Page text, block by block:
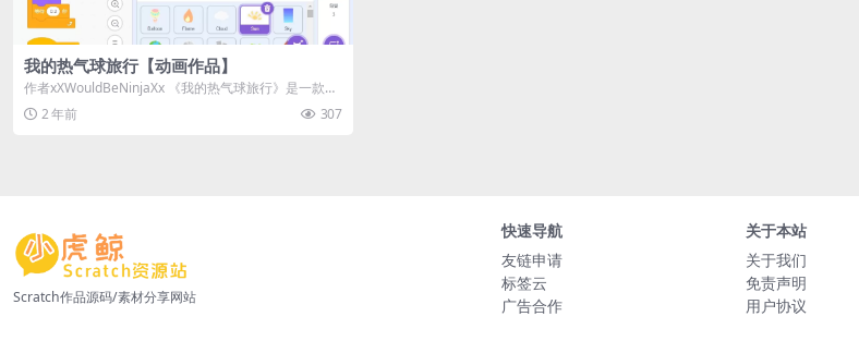
我的热气球旅行【动画作品】
作者xXWouldBeNinjaXx 《我的热气球旅行》是一款由
Scratch精...
2 年前 307
Scratch作品源码/素材分享网站
快速导航
友链申请
标签云
广告合作
关于本站
关于我们
免责声明
用户协议